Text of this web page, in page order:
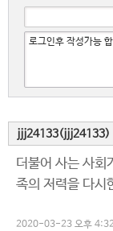
jjj24133(jjj24133)
더불어 사는 사회
족의 저력을 다시
2020-03-23 오후